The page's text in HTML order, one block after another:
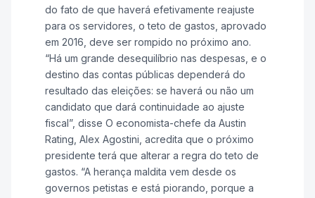
do fato de que haverá efetivamente reajuste
para os servidores, o teto de gastos, aprovado
em 2016, deve ser rompido no próximo ano.
“Há um grande desequilíbrio nas despesas, e o
destino das contas públicas dependerá do
resultado das eleições: se haverá ou não um
candidato que dará continuidade ao ajuste
fiscal”, disse O economista-chefe da Austin
Rating, Alex Agostini, acredita que o próximo
presidente terá que alterar a regra do teto de
gastos. “A herança maldita vem desde os
governos petistas e está piorando, porque a